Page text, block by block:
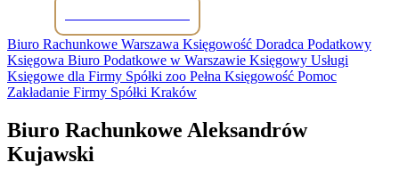
Biuro Rachunkowe Warszawa Księgowość Doradca Podatkowy
Księgowa Biuro Podatkowe w Warszawie Księgowy Usługi
Księgowe dla Firmy Spółki zoo Pełna Księgowość Pomoc
Zakładanie Firmy Spółki Kraków
Biuro Rachunkowe Aleksandrów
Kujawski